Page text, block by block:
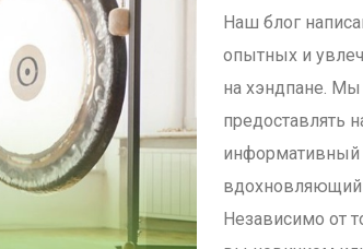
Наш блог
опытных и
на хэндпане.
предоставлять
информативный
вдохновляющий
Независимо от